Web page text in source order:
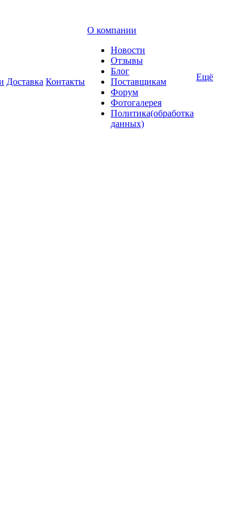
Доставка Контакты
О компании
Новости
Отзывы
Блог
Поставщикам
Форум
Фотогалерея
Политика(обработка
данных)
Ещё